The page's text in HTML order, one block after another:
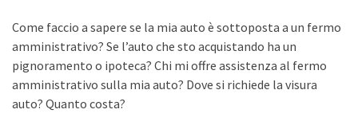
Come faccio a sapere se la mia auto è sottoposta a un fermo
amministrativo? Se l’auto che sto acquistando ha un
pignoramento o ipoteca? Chi mi offre assistenza al fermo
amministrativo sulla mia auto? Dove si richiede la visura
auto? Quanto costa?